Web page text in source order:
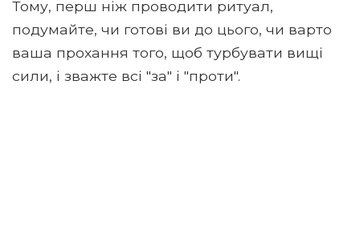
Тому, перш ніж проводити ритуал,
подумайте, чи готові ви до цього, чи варто
ваша прохання того, щоб турбувати вищі
сили, і зважте всі "за" і "проти".